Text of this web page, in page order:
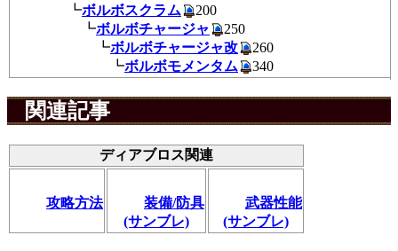
┗ボルボスクラム
200
┗ボルボチャージャ
250
┗ボルボチャージャ改
260
┗ボルボモメンタム 340
関連記事
ディアブロス関連
攻略方法
装備/防具
(サンブレ)
武器性能
(サンブレ)